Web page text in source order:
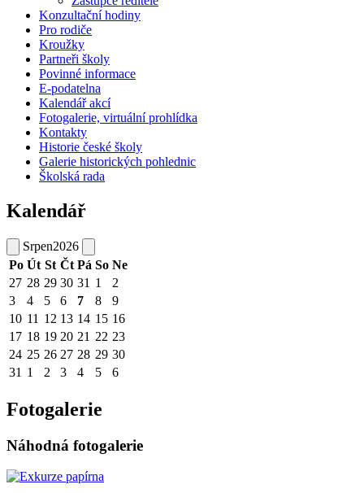
Konzultační hodiny
Pro rodiče
Kroužky
Partneři školy
Povinné informace
E-podatelna
Kalendář akcí
Fotogalerie, virtuální prohlídka
Kontakty
Historie české školy
Galerie historických pohlednic
Školská rada
Kalendář
Srpen2026
Po Út St Čt Pá So Ne
27 28 29 30 31 1
2
3
4 5 6 7 8
9
10 11 12 13 14 15 16
17 18 19 20 21 22 23
24 25 26 27 28 29 30
31 1 2 3 4 5 6
Fotogalerie
Náhodná fotogalerie